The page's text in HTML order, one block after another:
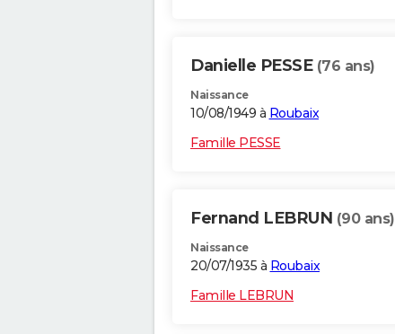
Danielle PESSE (76 ans)
Naissance
10/08/1949 à Roubaix
Famille PESSE
Fernand LEBRUN (90 ans)
Naissance
20/07/1935 à Roubaix
Famille LEBRUN